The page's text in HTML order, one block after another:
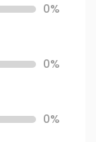
0%
0%
0%